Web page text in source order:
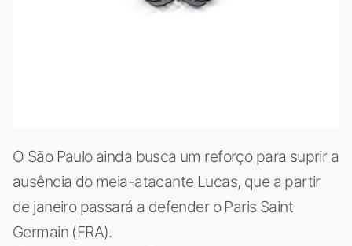
O São Paulo ainda busca um reforço para suprir a
ausência do meia-atacante Lucas, que a partir
de janeiro passará a defender o Paris Saint
Germain (FRA).